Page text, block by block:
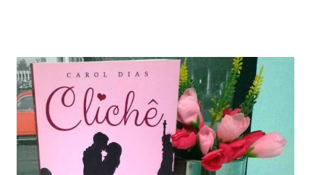
todos meio atordoados com tudo que Dorian e Aelin fizeram e,
principalmente, descobriram sobre o Pai do Príncipe, agora Rei
de Ardalan. Todos têm uma missão nessa guerra mesmo que
ainda um pouco indefinida. Aelin deixa Ardalan nas mãos de seu
Rei e segue com sua corte para casa, para finalmente rever seu
lar, Terrasen. Com um novo rei no trono, Chaol Westfall passa a